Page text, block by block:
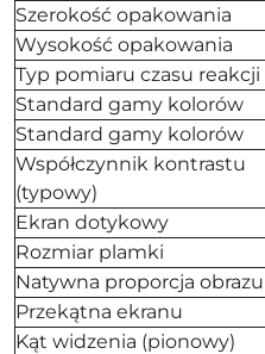
Szerokość opakowania
Wysokość opakowania
Typ pomiaru czasu reakcji
Standard gamy kolorów
Standard gamy kolorów
Współczynnik kontrastu
(typowy)
Ekran dotykowy
Rozmiar plamki
Natywna proporcja obrazu
Przekątna ekranu
Kąt widzenia (pionowy)